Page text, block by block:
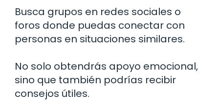
Busca grupos en redes sociales o
foros donde puedas conectar con
personas en situaciones similares.
No solo obtendrás apoyo emocional,
sino que también podrías recibir
consejos útiles.